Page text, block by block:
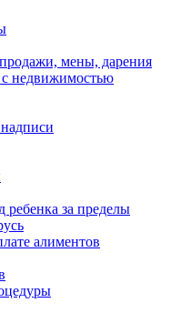
мены, дарения
недвижимостью
ребенка за пределы
алиментов